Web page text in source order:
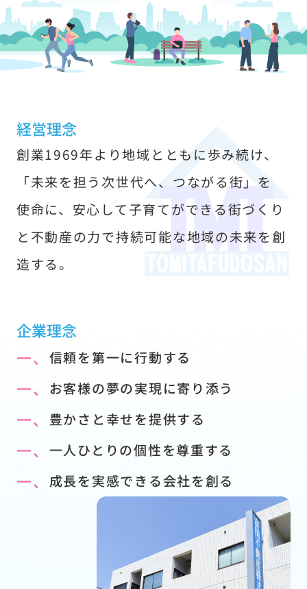
え
ま
す
経営理念
創業1969年より地域とともに歩み続け、
「未来を担う次世代へ、つながる街」を
使命に、安心して子育てができる街づくり
と不動産の力で持続可能な地域の未来を創
造する。
企業理念
一、 信頼を第一に行動する
一、 お客様の夢の実現に寄り添う
一、 豊かさと幸せを提供する
一、 一人ひとりの個性を尊重する
一、 成長を実感できる会社を創る